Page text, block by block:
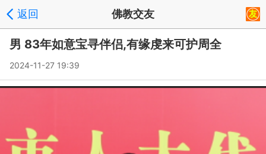
返回 佛教交友
男 83年如意宝寻伴侣,有缘虔来可护周全
2024-11-27 19:39